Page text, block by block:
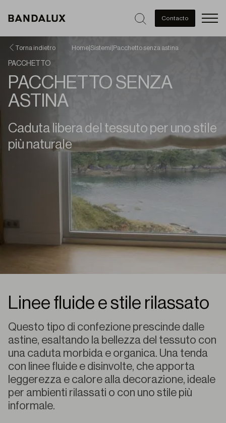
Contacto
Torna indietro Home Sistemi Pacchetto senza astina
PACCHETTO
PACCHETTO SENZA
ASTINA
Caduta libera del tessuto per uno stile
più naturale
Linee fluide e stile rilassato
Questo tipo di confezione prescinde dalle
astine, esaltando la bellezza del tessuto con
una caduta morbida e organica. Una tenda
con linee fluide e disinvolte, che apporta
leggerezza e calore alla decorazione, ideale
per ambienti rilassati o con uno stile più
informale.